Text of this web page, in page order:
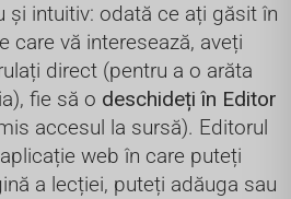
și intuitiv: odată ce ați găsit în
care vă interesează, aveți
direct (pentru a o arăta
fie să o deschideți în Editor
accesul la sursă). Editorul
web în care puteți
a lecției, puteți adăuga sau